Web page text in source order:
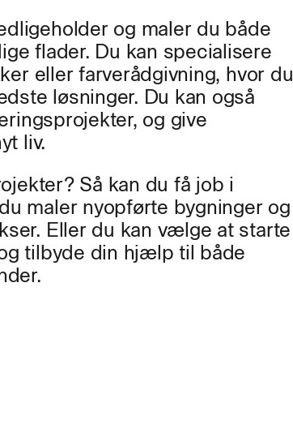
og maler du både
flader. Du kan specialisere
eller farverådgivning, hvor du
løsninger. Du kan også
og give
liv.
Så kan du få job i
maler nyopførte bygninger og
Eller du kan vælge at starte
tilbyde din hjælp til både